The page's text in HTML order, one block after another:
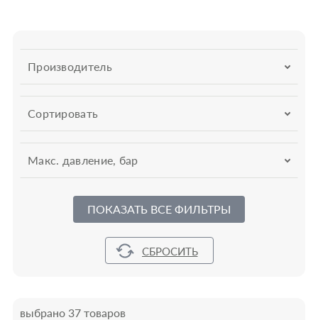
Сортировать
Производитель
Макс. давление, бар
ПОКАЗАТЬ ВСЕ ФИЛЬТРЫ
выбрано 37 товаров